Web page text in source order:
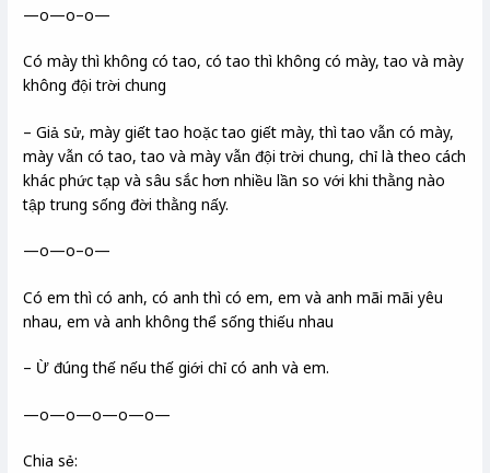
—o—o–o—
Có mày thì không có tao, có tao thì không có mày, tao và mày
không đội trời chung
– Giả sử, mày giết tao hoặc tao giết mày, thì tao vẫn có mày,
mày vẫn có tao, tao và mày vẫn đội trời chung, chỉ là theo cách
khác phức tạp và sâu sắc hơn nhiều lần so với khi thằng nào
tập trung sống đời thằng nấy.
—o—o–o—
Có em thì có anh, có anh thì có em, em và anh mãi mãi yêu
nhau, em và anh không thể sống thiếu nhau
– Ừ đúng thế nếu thế giới chỉ có anh và em.
—o—o—o—o—o—
Chia sẻ: